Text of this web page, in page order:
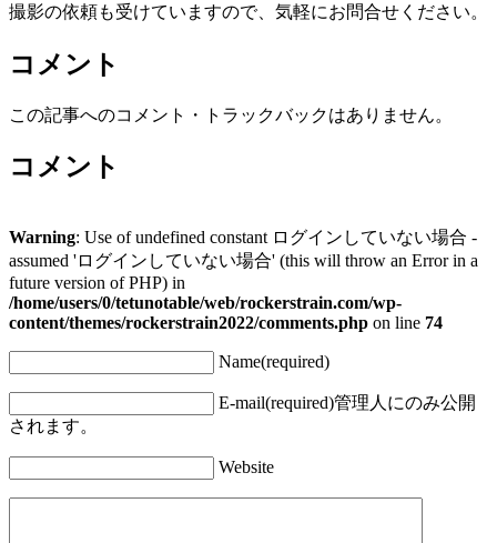
撮影の依頼も受けていますので、気軽にお問合せください。
コメント
この記事へのコメント・トラックバックはありません。
コメント
Warning: Use of undefined constant ログインしていない場合 -
assumed 'ログインしていない場合' (this will throw an Error in a
future version of PHP) in
/home/users/0/tetunotable/web/rockerstrain.com/wp-
content/themes/rockerstrain2022/comments.php on line 74
Name(required)
E-mail(required)管理人にのみ公開
されます。
Website